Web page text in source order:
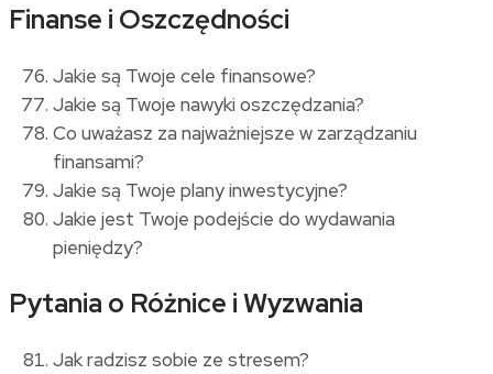
Finanse i Oszczędności
Jakie są Twoje cele finansowe?
Jakie są Twoje nawyki oszczędzania?
Co uważasz za najważniejsze w zarządzaniu
finansami?
Jakie są Twoje plany inwestycyjne?
Jakie jest Twoje podejście do wydawania
pieniędzy?
Pytania o Różnice i Wyzwania
Jak radzisz sobie ze stresem?